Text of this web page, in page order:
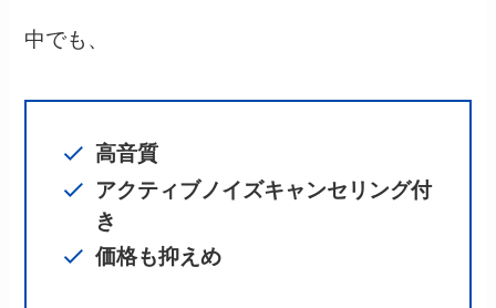
中でも、
高音質
アクティブノイズキャンセリング付
き
価格も抑えめ